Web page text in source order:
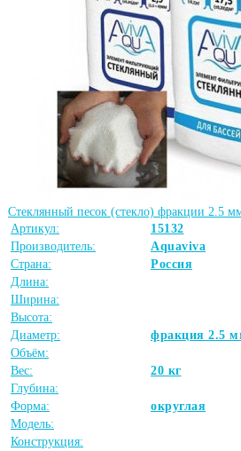
Стеклянный песок (стекло) фракции 2.5
Артикул:
15132
Производитель:
Aquaviva
Страна:
Россия
Длина:
Ширина:
Высота:
Диаметр:
фракция 2.5
Объём:
Вес:
20 кг
Глубина:
Форма:
округлая
Модель:
Конструкция: